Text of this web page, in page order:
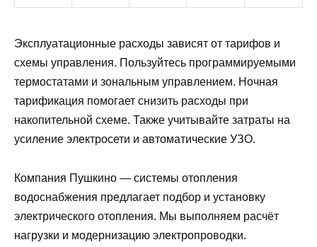
Эксплуатационные расходы зависят от тарифов и
схемы управления. Пользуйтесь программируемыми
термостатами и зональным управлением. Ночная
тарификация помогает снизить расходы при
накопительной схеме. Также учитывайте затраты на
усиление электросети и автоматические УЗО.
Компания Пушкино — системы отопления
водоснабжения предлагает подбор и установку
электрического отопления. Мы выполняем расчёт
нагрузки и модернизацию электропроводки.